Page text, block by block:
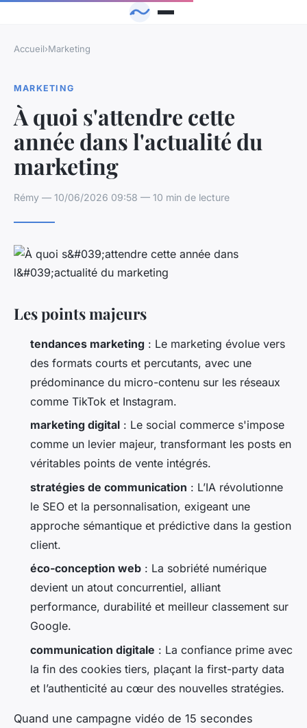
Accueil›Marketing
MARKETING
À quoi s'attendre cette
année dans l'actualité du
marketing
Rémy — 10/06/2026 09:58 — 10 min de lecture
Les points majeurs
tendances marketing : Le marketing évolue vers
des formats courts et percutants, avec une
prédominance du micro-contenu sur les réseaux
comme TikTok et Instagram.
marketing digital : Le social commerce s'impose
comme un levier majeur, transformant les posts en
véritables points de vente intégrés.
stratégies de communication : L’IA révolutionne
le SEO et la personnalisation, exigeant une
approche sémantique et prédictive dans la gestion
client.
éco-conception web : La sobriété numérique
devient un atout concurrentiel, alliant
performance, durabilité et meilleur classement sur
Google.
communication digitale : La confiance prime avec
la fin des cookies tiers, plaçant la first-party data
et l’authenticité au cœur des nouvelles stratégies.
Quand une campagne vidéo de 15 secondes